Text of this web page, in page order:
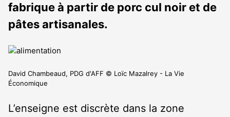
fabrique à partir de porc cul noir et de
pâtes artisanales.
David Chambeaud, PDG d'AFF © Loïc Mazalrey - La Vie
Économique
L’enseigne est discrète dans la zone